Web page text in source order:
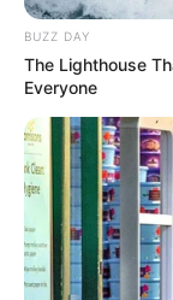
10 Desain
Tidur,
Kamar Raja
BUZZ DAY
The Lighthouse
Everyone